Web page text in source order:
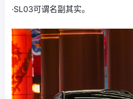
·SL03可谓名副其实。